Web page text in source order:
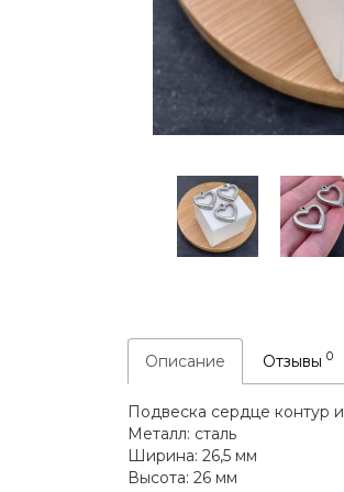
Описание Отзывы 0
Подвеска сердце контур
Металл: сталь
Ширина: 26,5 мм
Высота: 26 мм